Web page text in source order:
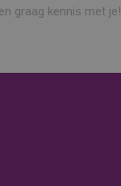
graag kennis met je!